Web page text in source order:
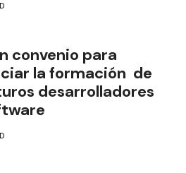
convenio para
la formación de
desarrolladores